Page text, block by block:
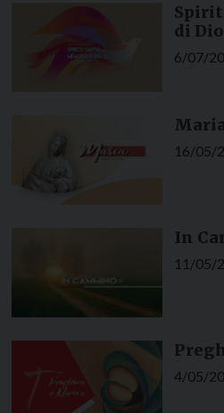
di Dio
6/07/
16/05/
In
11/05/
4/05/